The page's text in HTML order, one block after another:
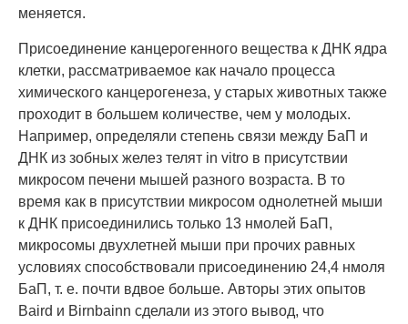
меняется.
Присоединение канцерогенного вещества к ДНК ядра
клетки, рассматриваемое как начало процесса
химического канцерогенеза, у старых животных также
проходит в большем количестве, чем у молодых.
Например, определяли степень связи между БаП и
ДНК из зобных желез телят in vitro в присутствии
микросом печени мышей разного возраста. В то
время как в присутствии микросом однолетней мыши
к ДНК присоединились только 13 нмолей БаП,
микросомы двухлетней мыши при прочих равных
условиях способствовали присоединению 24,4 нмоля
БаП, т. е. почти вдвое больше. Авторы этих опытов
Baird и Birnbainn сделали из этого вывод, что